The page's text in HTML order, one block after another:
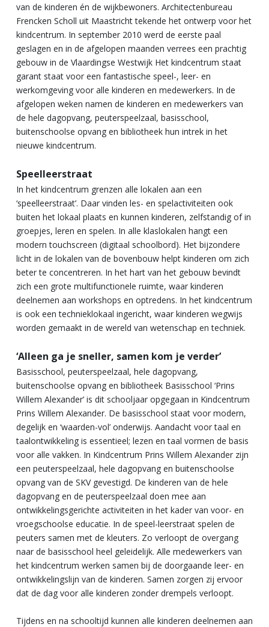
van de kinderen én de wijkbewoners. Architectenbureau
Frencken Scholl uit Maastricht tekende het ontwerp voor het
kindcentrum. In september 2010 werd de eerste paal
geslagen en in de afgelopen maanden verrees een prachtig
gebouw in de Vlaardingse Westwijk Het kindcentrum staat
garant staat voor een fantastische speel-, leer- en
werkomgeving voor alle kinderen en medewerkers. In de
afgelopen weken namen de kinderen en medewerkers van
de hele dagopvang, peuterspeelzaal, basisschool,
buitenschoolse opvang en bibliotheek hun intrek in het
nieuwe kindcentrum.
Speelleerstraat
In het kindcentrum grenzen alle lokalen aan een
‘speelleerstraat’. Daar vinden les- en spelactiviteiten ook
buiten het lokaal plaats en kunnen kinderen, zelfstandig of in
groepjes, leren en spelen. In alle klaslokalen hangt een
modern touchscreen (digitaal schoolbord). Het bijzondere
licht in de lokalen van de bovenbouw helpt kinderen om zich
beter te concentreren. In het hart van het gebouw bevindt
zich een grote multifunctionele ruimte, waar kinderen
deelnemen aan workshops en optredens. In het kindcentrum
is ook een technieklokaal ingericht, waar kinderen wegwijs
worden gemaakt in de wereld van wetenschap en techniek.
‘Alleen ga je sneller, samen kom je verder’
Basisschool, peuterspeelzaal, hele dagopvang,
buitenschoolse opvang en bibliotheek Basisschool ‘Prins
Willem Alexander’ is dit schooljaar opgegaan in Kindcentrum
Prins Willem Alexander. De basisschool staat voor modern,
degelijk en ‘waarden-vol’ onderwijs. Aandacht voor taal en
taalontwikkeling is essentieel; lezen en taal vormen de basis
voor alle vakken. In Kindcentrum Prins Willem Alexander zijn
een peuterspeelzaal, hele dagopvang en buitenschoolse
opvang van de SKV gevestigd. De kinderen van de hele
dagopvang en de peuterspeelzaal doen mee aan
ontwikkelingsgerichte activiteiten in het kader van voor- en
vroegschoolse educatie. In de speel-leerstraat spelen de
peuters samen met de kleuters. Zo verloopt de overgang
naar de basisschool heel geleidelijk. Alle medewerkers van
het kindcentrum werken samen bij de doorgaande leer- en
ontwikkelingslijn van de kinderen. Samen zorgen zij ervoor
dat de dag voor alle kinderen zonder drempels verloopt.
Tijdens en na schooltijd kunnen alle kinderen deelnemen aan